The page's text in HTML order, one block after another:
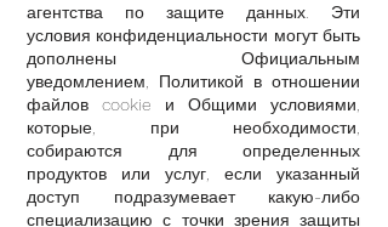
агентства по защите данных. Эти
условия конфиденциальности могут быть
дополнены Официальным
уведомлением, Политикой в отношении
файлов cookie и Общими условиями,
которые, при необходимости,
собираются для определенных
продуктов или услуг, если указанный
доступ подразумевает какую-либо
специализацию с точки зрения защиты